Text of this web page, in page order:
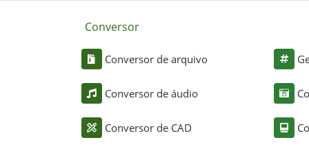
Conversor
Conversor de arquivo
Conversor de áudio
Conversor de CAD